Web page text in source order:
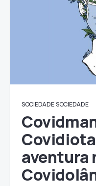
SOCIEDADE SOCIEDADE
aventura